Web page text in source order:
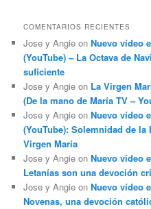
COMENTARIOS RECIENTES
Jose y Angie onNuevo vídeo
(YouTube) – La Octava de
suficiente
Jose y Angie on La Virgen
(De la mano de María TV –
Jose y Angie onNuevo vídeo
(YouTube): Solemnidad de
Virgen María
Jose y Angie onNuevo vídeo
Letanías son una devoción
Jose y Angie onNuevo vídeo
Novenas, una devoción